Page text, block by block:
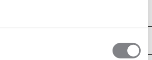
maar tijdloze look, zijn de Luxe Straight Leg
activiteit.